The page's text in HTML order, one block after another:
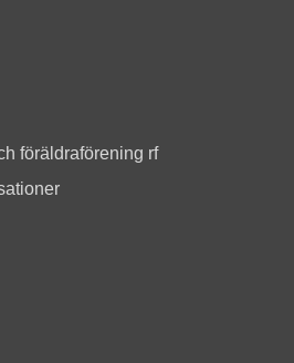
föräldraförening rf